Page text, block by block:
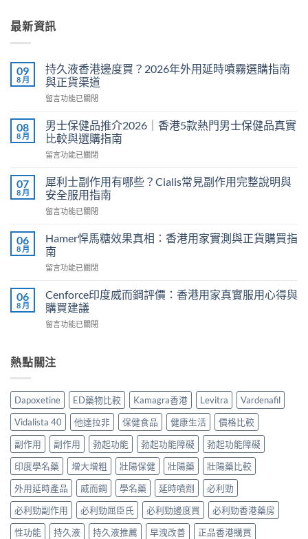
最新資訊
09
8 月
持久液香港邊度買？2026年外用延時噴霧選購指南
與正貨渠道
在
久
液
香
港
度
買？
2026
年
用
延
噴
選
購
指
正
貨
道〉
中
留言功能已關閉
08
8 月
男士保健品推介2026｜香港5款熱門男士保健品真實
比較與選購指南
在
士
保
健
品
介
2026
｜
香
5
款
門
保
真
實
比
較
選
購
指
南〉
中
留言功能已關閉
07
8 月
犀利士副作用有哪些？Cialis常見副作用完整說明與
安全服用指南
在
利
士
副
作
有
哪
些？
Cialis
副
完
整
說
明
安
全
服
用
指
南〉
中
留言功能已關閉
06
8 月
Hamer悍馬糖效果真相：香港用家實測與正貨購買指
南
在
悍
馬
糖
效
相：
用
家
實
測
正
貨
購
買
指
南〉
中
留言功能已關閉
06
8 月
Cenforce印度威而鋼評價：香港用家真實服用心得與
購買建議
在
度
威
鋼
評
價：
香
港
用
家
真
實
服
用
心
留言功能已關閉
熱點關注
Dapoxetine ED藥物比較 Kamagra香港 Levitra
Vardenafil
Vidalista 40
他達拉非 保健食品 健康生活
價格比較
副作用
副作用 勃起功能 勃起功能障礙
勃起功能障礙
印度學名藥
增大增粗 壯陽保健 壯陽藥
壯陽藥比較
外用延時產品
威而鋼 學名藥 延時噴劑
必利勁
必利勁副作用
必利勁屈臣氏 必利勁邊度買
必利勁香港藥房
性功能
持久液 持久液推薦 早洩改善
正品香港購買